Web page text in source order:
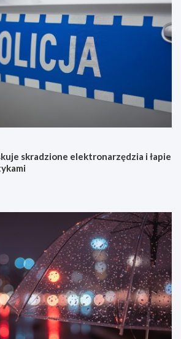
skradzione elektronarzędzia i łapie